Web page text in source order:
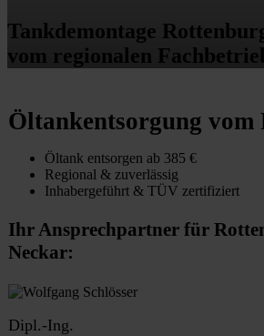
Tankdemontage
vom regionalen
Öltankentsorgung vom
Öltank entsorgen ab 385 €
Regional & zuverlässig
Inhabergeführt & TÜV zertifiziert
Ihr Ansprechpartner für
Neckar:
Dipl.-Ing.